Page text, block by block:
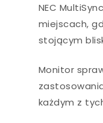
NEC
miejscach,
stojącym
Monitor
każdym z